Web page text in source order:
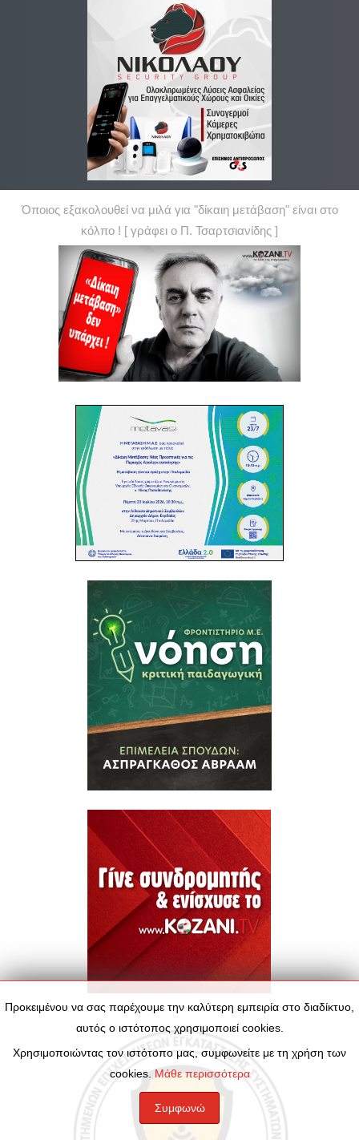
Προκειμένου να σας παρέχουμε την καλύτερη εμπειρία στο διαδίκτυο,
αυτός ο ιστότοπος χρησιμοποιεί cookies.
Χρησιμοποιώντας τον ιστότοπο μας, συμφωνείτε με τη χρήση των
cookies. Μάθε περισσότερα
Συμφωνώ
Όποιος εξακολουθεί να μιλά για "δίκαιη μετάβαση" είναι στο
κόλπο ! [ γράφει ο Π. Τσαρτσιανίδης ]